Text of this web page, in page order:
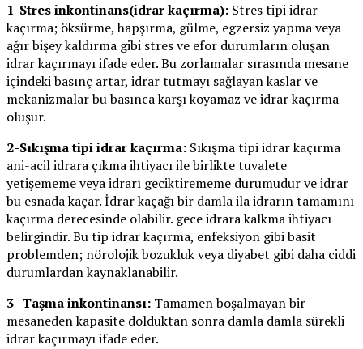
1-Stres inkontinans(idrar kaçırma): Stres tipi idrar
kaçırma; öksürme, hapşırma, gülme, egzersiz yapma veya
ağır bişey kaldırma gibi stres ve efor durumların oluşan
idrar kaçırmayı ifade eder. Bu zorlamalar sırasında mesane
içindeki basınç artar, idrar tutmayı sağlayan kaslar ve
mekanizmalar bu basınca karşı koyamaz ve idrar kaçırma
oluşur.
2-Sıkışma tipi idrar kaçırma: Sıkışma tipi idrar kaçırma
ani-acil idrara çıkma ihtiyacı ile birlikte tuvalete
yetişememe veya idrarı geciktirememe durumudur ve idrar
bu esnada kaçar. İdrar kaçağı bir damla ila idrarın tamamını
kaçırma derecesinde olabilir. gece idrara kalkma ihtiyacı
belirgindir. Bu tip idrar kaçırma, enfeksiyon gibi basit
problemden; nörolojik bozukluk veya diyabet gibi daha ciddi
durumlardan kaynaklanabilir.
3- Taşma inkontinansı: Tamamen boşalmayan bir
mesaneden kapasite dolduktan sonra damla damla sürekli
idrar kaçırmayı ifade eder.